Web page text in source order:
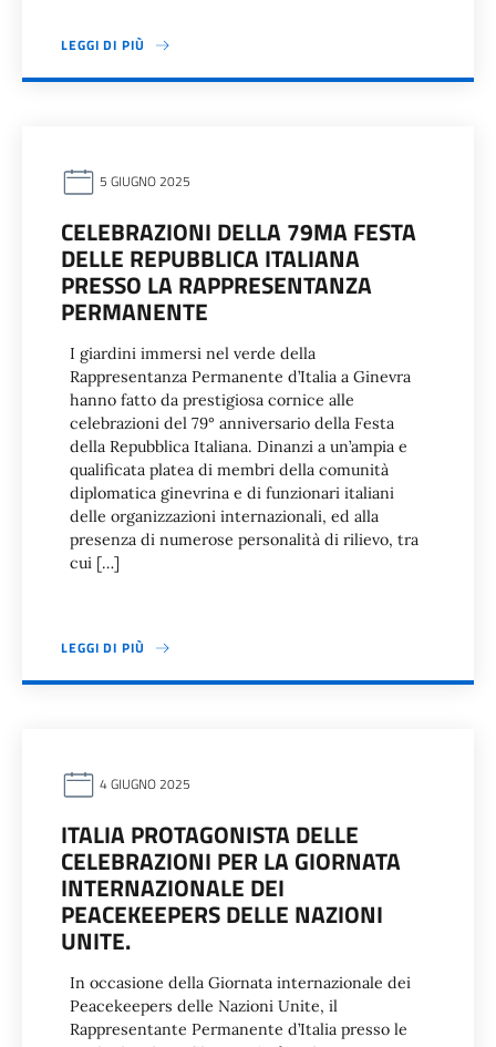
LEGGI DI PIÙ
5 GIUGNO 2025
CELEBRAZIONI DELLA 79MA FESTA
DELLE REPUBBLICA ITALIANA
PRESSO LA RAPPRESENTANZA
PERMANENTE
I giardini immersi nel verde della
Rappresentanza Permanente d’Italia a Ginevra
hanno fatto da prestigiosa cornice alle
celebrazioni del 79° anniversario della Festa
della Repubblica Italiana. Dinanzi a un’ampia e
qualificata platea di membri della comunità
diplomatica ginevrina e di funzionari italiani
delle organizzazioni internazionali, ed alla
presenza di numerose personalità di rilievo, tra
cui […]
LEGGI DI PIÙ
4 GIUGNO 2025
ITALIA PROTAGONISTA DELLE
CELEBRAZIONI PER LA GIORNATA
INTERNAZIONALE DEI
PEACEKEEPERS DELLE NAZIONI
UNITE.
In occasione della Giornata internazionale dei
Peacekeepers delle Nazioni Unite, il
Rappresentante Permanente d’Italia presso le